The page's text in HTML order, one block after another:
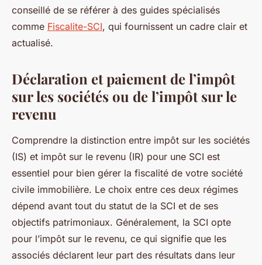
conseillé de se référer à des guides spécialisés
comme Fiscalite-SCI, qui fournissent un cadre clair et
actualisé.
Déclaration et paiement de l’impôt
sur les sociétés ou de l’impôt sur le
revenu
Comprendre la distinction entre impôt sur les sociétés
(IS) et impôt sur le revenu (IR) pour une SCI est
essentiel pour bien gérer la fiscalité de votre société
civile immobilière. Le choix entre ces deux régimes
dépend avant tout du statut de la SCI et de ses
objectifs patrimoniaux. Généralement, la SCI opte
pour l’impôt sur le revenu, ce qui signifie que les
associés déclarent leur part des résultats dans leur